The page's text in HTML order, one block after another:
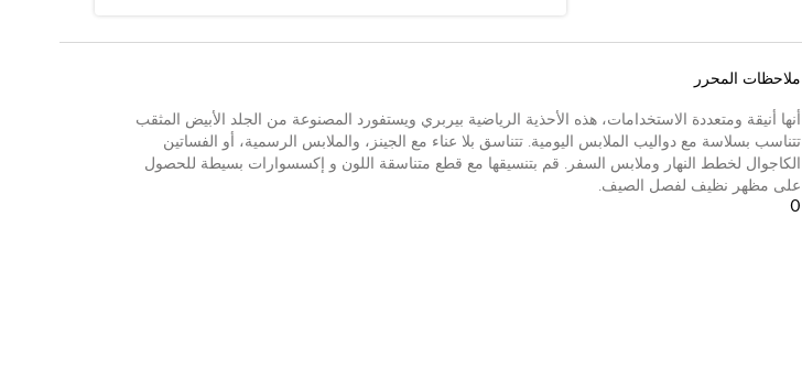
ملاحظات المحرر
أنها أنيقة ومتعددة الاستخدامات، هذه الأحذية الرياضية بيربري ويستفورد المصنوعة من الجلد الأبيض المثقب
تتناسب بسلاسة مع دواليب الملابس اليومية. تتناسق بلا عناء مع الجينز، والملابس الرسمية، أو الفساتين
الكاجوال لخطط النهار وملابس السفر. قم بتنسيقها مع قطع متناسقة اللون و إكسسوارات بسيطة للحصول
على مظهر نظيف لفصل الصيف.
0